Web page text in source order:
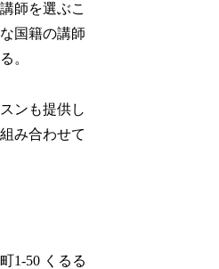
師を選ぶこ
国籍の講師
。
ンも提供し
み合わせて
1-50 くるる